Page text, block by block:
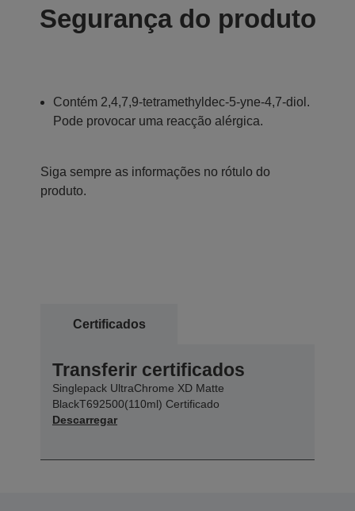
Segurança do produto
Contém 2,4,7,9-tetramethyldec-5-yne-4,7-diol.
Pode provocar uma reacção alérgica.
Siga sempre as informações no rótulo do
produto.
Certificados
Transferir certificados
Singlepack UltraChrome XD Matte
BlackT692500(110ml) Certificado
Descarregar